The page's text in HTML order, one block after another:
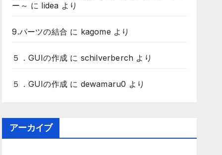
ー～ に lidea より
9.パーツの結合 に kagome より
５．GUIの作成に schilverberch より
５．GUIの作成に dewamaru0 より
アーカイブ